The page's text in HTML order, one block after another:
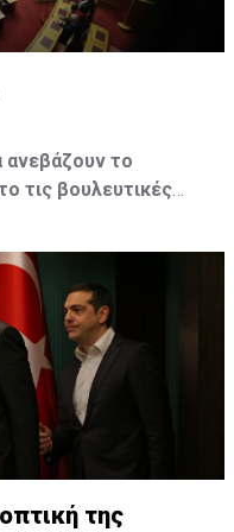
ανεβάζουν το
τις βουλευτικές
τα ρέστα τους, σε
εκλογική τους
- Βενιζέλου
και Βελόπουλος
για τη Νέα
τη συζήτηση
αντιπολίτευσης
της